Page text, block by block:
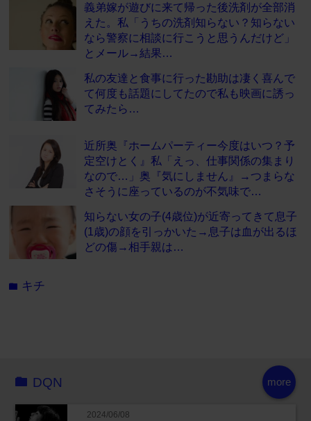
義弟嫁が遊びに来て帰った後洗剤が全部消
えた。私「うちの洗剤知らない？知らない
なら警察に相談に行こうと思うんだけど」
とメール→結果…
私の友達と食事に行った勘助は凄く喜んで
て何度も話題にしてたので私も映画に誘っ
てみたら…
近所奥『ホームパーティー今度はいつ？予
定空けとく』私「えっ、仕事関係の集まり
なので…」奥『気にしません』→つまらな
さそうに座っているのが不気味で…
知らない女の子(4歳位)が近寄ってきて息子
(1歳)の顔を引っかいた→息子は血が出るほ
どの傷→相手親は…
folder キチ
more
DQN
2024/06/08